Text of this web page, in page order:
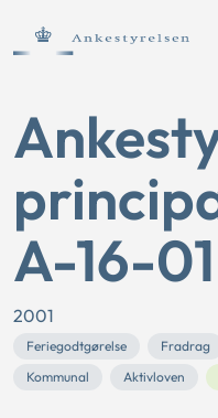
A-16-01
2001
Feriegodtgørelse Fradrag
Kommunal
Aktivloven